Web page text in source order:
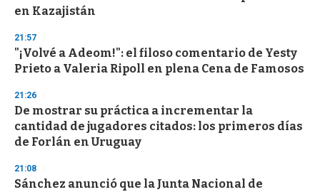
en Kazajistán
21:57
"¡Volvé a Adeom!": el filoso comentario de Yesty
Prieto a Valeria Ripoll en plena Cena de Famosos
21:26
De mostrar su práctica a incrementar la
cantidad de jugadores citados: los primeros días
de Forlán en Uruguay
21:08
Sánchez anunció que la Junta Nacional de